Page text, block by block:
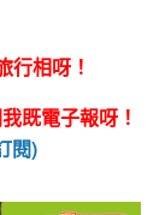
行相呀！
既電子報呀！
閱)